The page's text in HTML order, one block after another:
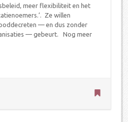
meer flexibiliteit en het
Ze willen
— en dus zonder
— gebeurt. Nog meer